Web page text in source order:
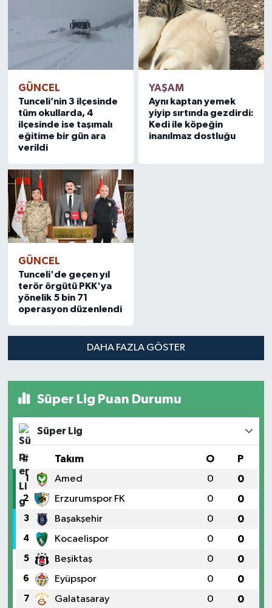
GÜNCEL
Tunceli’nin 3 ilçesinde
tüm okullarda, 4
ilçesinde ise taşımalı
eğitime bir gün ara
verildi
YAŞAM
Aynı kaptan yemek
yiyip sırtında gezdirdi:
Kedi ile köpeğin
inanılmaz dostluğu
GÜNCEL
Tunceli'de geçen yıl
terör örgütü PKK'ya
yönelik 5 bin 71
operasyon düzenlendi
DAHA FAZLA GÖSTER
Süper Lig Puan Durumu
Süper Lig
# Takım O P
1 Amed 0 0
2 Erzurumspor FK 0 0
3 Başakşehir 0 0
4 Kocaelispor 0 0
5 Beşiktaş 0 0
6 Eyüpspor 0 0
7 Galatasaray 0 0